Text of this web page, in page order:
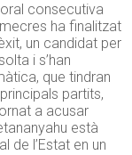
consecutiva
ha finalitzat
un candidat per
i s’han
que tindran
partits,
a acusar
està
de l’Estat en un